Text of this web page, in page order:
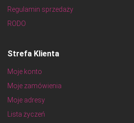
Regulamin sprzedaży
RODO
Strefa Klienta
Moje konto
Moje zamówienia
Moje adresy
Lista życzeń